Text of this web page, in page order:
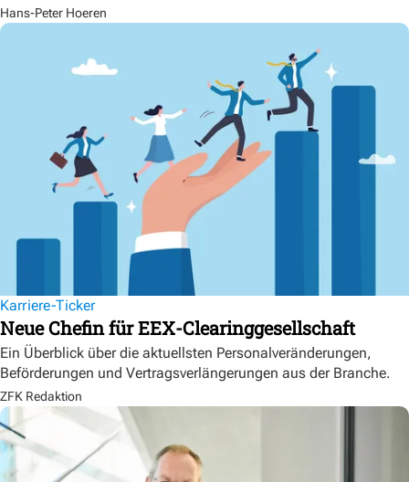
Hans-Peter Hoeren
Karriere-Ticker
Neue Chefin für EEX-Clearinggesellschaft
Ein Überblick über die aktuellsten Personalveränderungen,
Beförderungen und Vertragsverlängerungen aus der Branche.
ZFK Redaktion